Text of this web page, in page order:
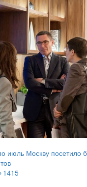
июль Москву посетило
1415